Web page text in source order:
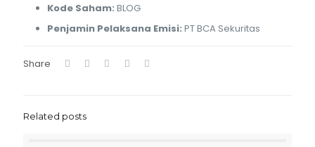
Kode Saham: BLOG
Penjamin Pelaksana Emisi: PT BCA Sekuritas
Share
Related posts